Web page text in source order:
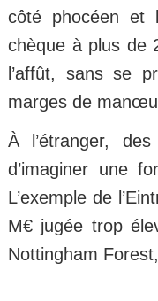
côté phocéen et
chèque à plus de
l’affût, sans se
marges de
À l’étranger,
d’imaginer une
L’exemple de
M€ jugée trop
Nottingham